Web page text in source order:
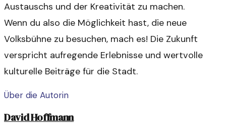
Austauschs und der Kreativität zu machen.
Wenn du also die Möglichkeit hast, die neue
Volksbühne zu besuchen, mach es! Die Zukunft
verspricht aufregende Erlebnisse und wertvolle
kulturelle Beiträge für die Stadt.
Über die Autorin
David Hoffmann